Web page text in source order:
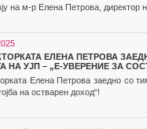
на м-р Елена Петрова, директор
ЕЛЕНА ПЕТРОВА
НА УЈП – „Е-УВЕРЕНИЕ ЗА
Елена Петрова заедно со
на остварен доход“!